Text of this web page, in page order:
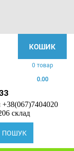
КОШИК
0 товар
0.00
+38(067)7404020
склад